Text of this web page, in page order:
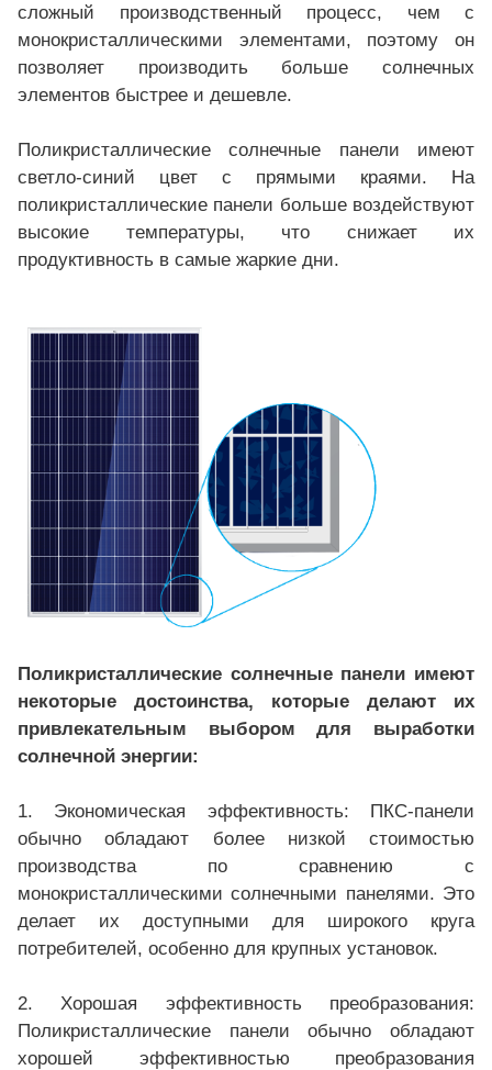
сложный производственный процесс, чем с
монокристаллическими элементами, поэтому он
позволяет производить больше солнечных
элементов быстрее и дешевле.
Поликристаллические солнечные панели имеют
светло-синий цвет с прямыми краями. На
поликристаллические панели больше воздействуют
высокие температуры, что снижает их
продуктивность в самые жаркие дни.
Поликристаллические солнечные панели имеют
некоторые достоинства, которые делают их
привлекательным выбором для выработки
солнечной энергии:
1. Экономическая эффективность: ПКС-панели
обычно обладают более низкой стоимостью
производства по сравнению с
монокристаллическими солнечными панелями. Это
делает их доступными для широкого круга
потребителей, особенно для крупных установок.
2. Хорошая эффективность преобразования:
Поликристаллические панели обычно обладают
хорошей эффективностью преобразования